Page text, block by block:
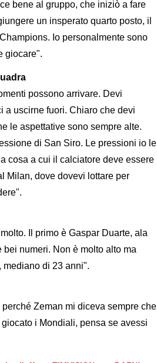
bene al gruppo, che iniziò a fare
un insperato quarto posto, il
Io personalmente sono
giocare".
possono arrivare. Devi
a uscirne fuori. Chiaro che devi
le aspettative sono sempre alte.
di San Siro. Le pressioni io le
cosa a cui il calciatore deve essere
Milan, dove dovevi lottare per
Il primo è Gaspar Duarte, ala
numeri. Non è molto alto ma
mediano di 23 anni".
Zeman mi diceva sempre che
i Mondiali, pensa se avessi